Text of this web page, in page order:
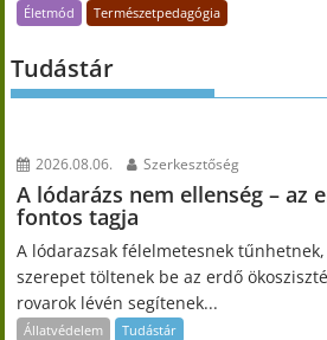
Életmód Természetpedagógia
Tudástár
2026.08.06. Szerkesztőség
A lódarázs nem ellenség – az
fontos tagja
A lódarazsak félelmetesnek
szerepet töltenek be az erdő
rovarok lévén segítenek...
Állatvédelem Tudástár